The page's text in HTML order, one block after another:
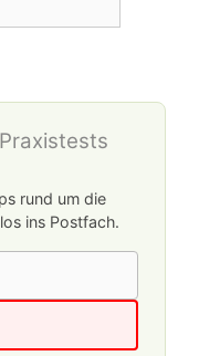
rund um die
ins Postfach.